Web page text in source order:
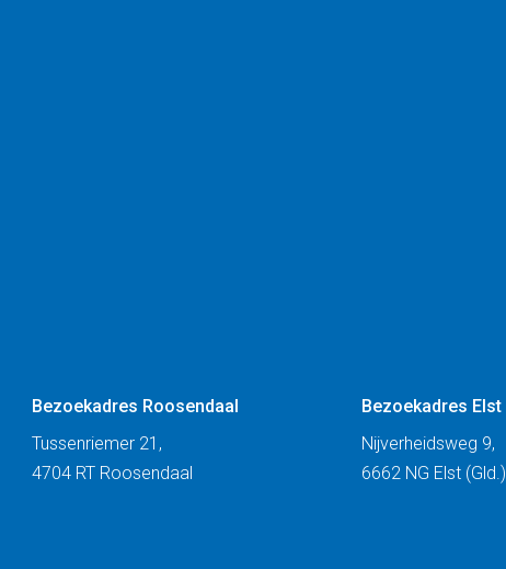
Bezoekadres Roosendaal
Tussenriemer 21,
4704 RT Roosendaal
Bezoekadres Elst
Nijverheidsweg 9,
6662 NG Elst (Gld.)